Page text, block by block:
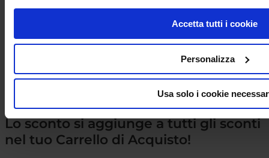
Accetta tutti i cookie
Personalizza
Usa solo i cookie
chiude dal 24 Dicembre 2025 e riapre l’08 Gennaio
CYBER-MONDAY BIBA !
Su Tutto il catalogo!
Lo sconto si aggiunge a tutti gli sconti
nel tuo Carrello di Acquisto!